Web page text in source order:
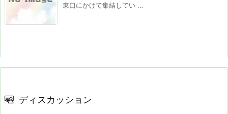
東口にかけて集結してい ...
ディスカッション